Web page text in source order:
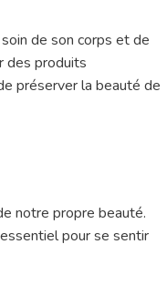
de son corps et de
des produits
préserver la beauté de
notre propre beauté.
pour se sentir